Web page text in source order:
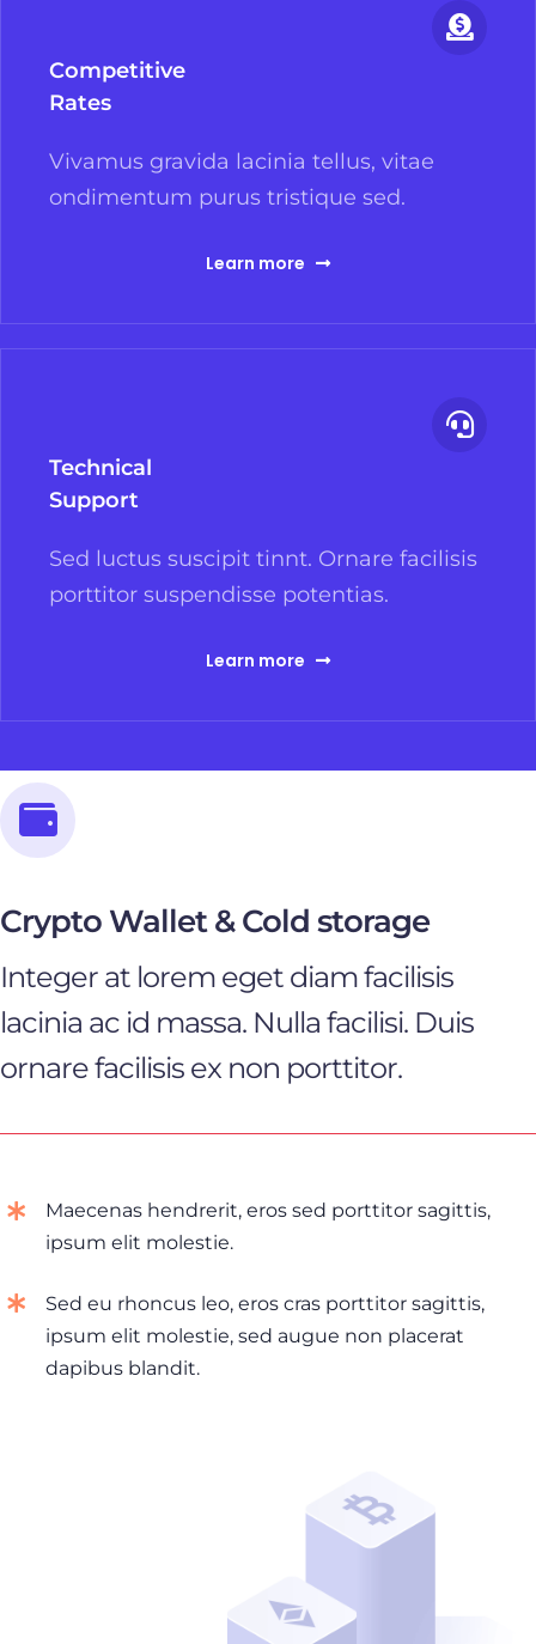
Competitive
Rates
Vivamus gravida lacinia tellus, vitae
ondimentum purus tristique sed.
Learn more
Technical
Support
Sed luctus suscipit tinnt. Ornare facilisis
porttitor suspendisse potentias.
Learn more
Crypto Wallet & Cold storage
Integer at lorem eget diam facilisis
lacinia ac id massa. Nulla facilisi. Duis
ornare facilisis ex non porttitor.
Maecenas hendrerit, eros sed porttitor sagittis,
ipsum elit molestie.
Sed eu rhoncus leo, eros cras porttitor sagittis,
ipsum elit molestie, sed augue non placerat
dapibus blandit.